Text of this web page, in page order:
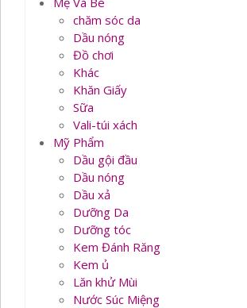
chăm sóc da
Dầu nóng
Đồ chơi
Khác
Khăn Giấy
Sữa
Vali-túi xách
Mỹ Phẩm
Dầu gội đầu
Dầu nóng
Dầu xả
Dưỡng Da
Dưỡng tóc
Kem Đánh Răng
Kem ủ
Lăn khử Mùi
Nước Súc Miệng